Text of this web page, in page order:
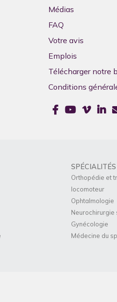
Médias
FAQ
Votre avis
Emplois
Télécharger notre
Conditions
SPÉCIALITÉS
Orthopédie et
locomoteur
Ophtalmologie
Neurochirurgie
Gynécologie
Médecine du